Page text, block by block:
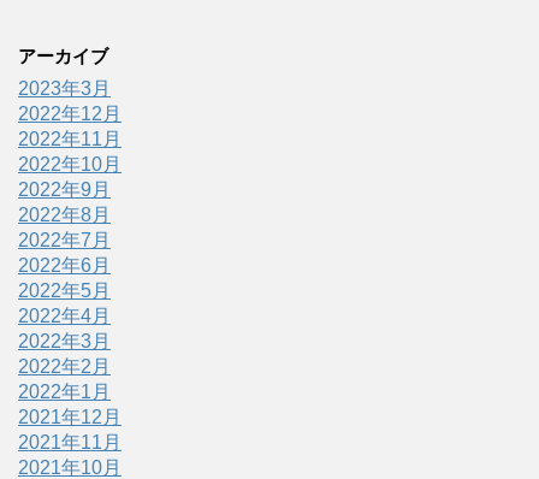
アーカイブ
2023年3月
2022年12月
2022年11月
2022年10月
2022年9月
2022年8月
2022年7月
2022年6月
2022年5月
2022年4月
2022年3月
2022年2月
2022年1月
2021年12月
2021年11月
2021年10月